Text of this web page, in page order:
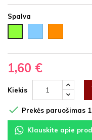
Spalva
žalia
melsva
1,60 €
Kiekis
 Prekės paruošimas
Klauskite apie